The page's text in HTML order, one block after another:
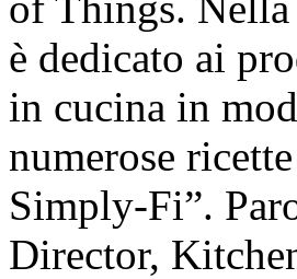
è dedicato ai
in cucina in
numerose
Simply-Fi”.
Director,